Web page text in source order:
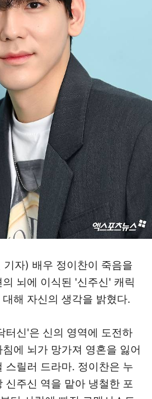
자) 배우 정이찬이 죽음을
뇌에 이식된 '신주신' 캐릭
해 자신의 생각을 밝혔다.
터신'은 신의 영역에 도전하
에 뇌가 망가져 영혼을 잃어
스릴러 드라마. 정이찬은 누
신주신 역을 맡아 냉철한 포